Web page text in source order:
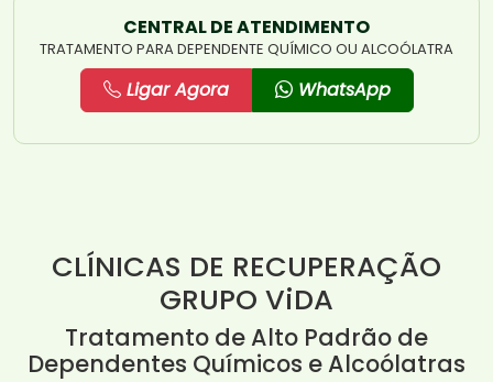
CENTRAL DE ATENDIMENTO
TRATAMENTO PARA DEPENDENTE QUÍMICO OU ALCOÓLATRA
Ligar Agora WhatsApp
CLÍNICAS DE RECUPERAÇÃO
GRUPO ViDA
Tratamento de Alto Padrão de
Dependentes Químicos e Alcoólatras